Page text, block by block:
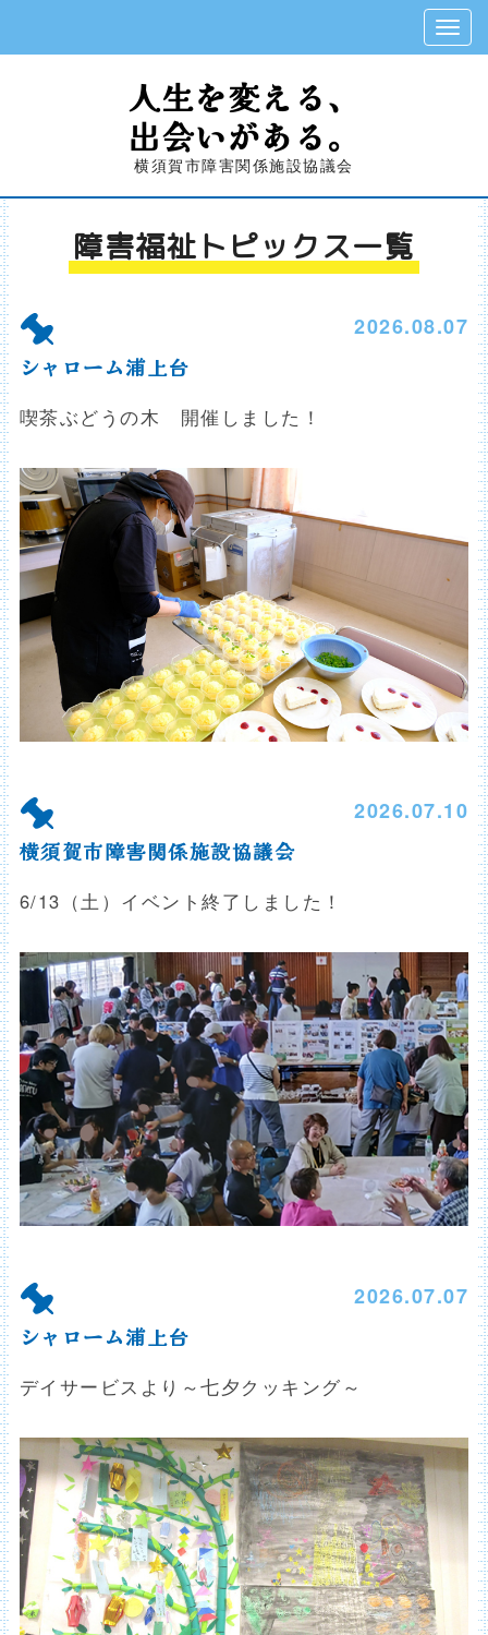
人生を変える、
出会いがある。
横須賀市障害関係施設協議会
障害福祉トピックス一覧
2026.08.07
シャローム浦上台
喫茶ぶどうの木 開催しました！
2026.07.10
横須賀市障害関係施設協議会
6/13（土）イベント終了しました！
2026.07.07
シャローム浦上台
デイサービスより～七夕クッキング～